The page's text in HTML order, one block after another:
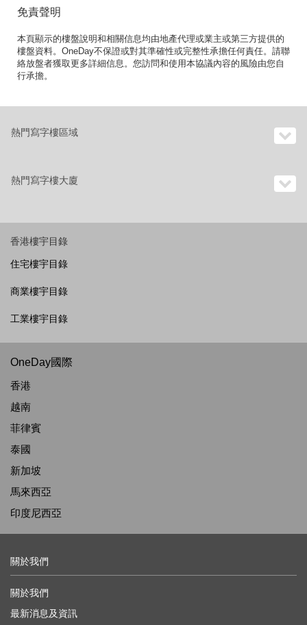
免責聲明
本頁顯示的樓盤說明和相關信息均由地產代理或業主或第三方提供的
樓盤資料。OneDay不保證或對其準確性或完整性承擔任何責任。請聯
絡放盤者獲取更多詳細信息。您訪問和使用本協議內容的風險由您自
行承擔。
熱門寫字樓區域
熱門寫字樓大廈
香港樓宇目錄
住宅樓宇目錄
商業樓宇目錄
工業樓宇目錄
OneDay國際
香港
越南
菲律賓
泰國
新加坡
馬來西亞
印度尼西亞
關於我們
關於我們
最新消息及資訊